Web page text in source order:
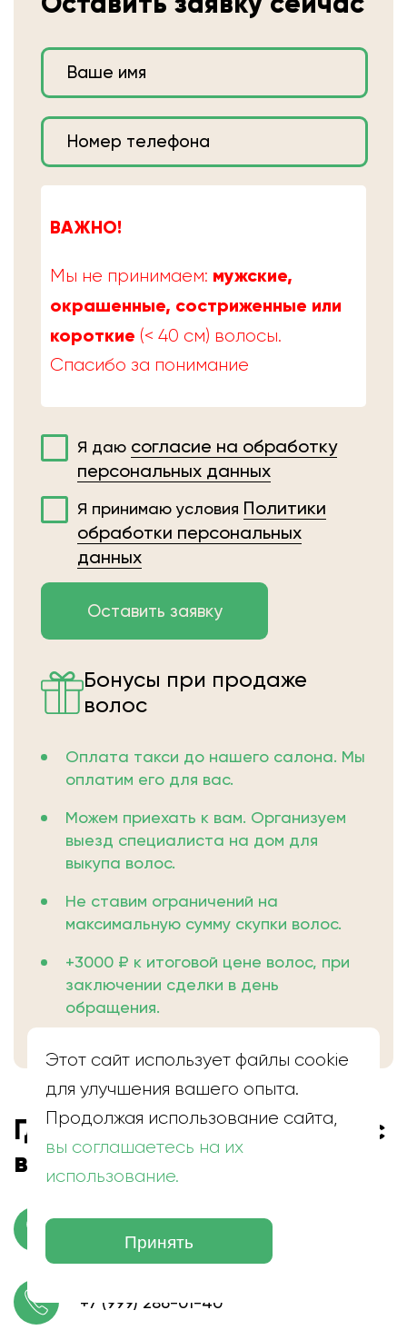
ВАЖНО!
Мы не принимаем: мужские,
окрашенные, состриженные или
короткие (< 40 см) волосы.
Спасибо за понимание
Я даю согласие на обработку
персональных данных
Я принимаю условия Политики
обработки персональных
данных
Бонусы при продаже
волос
Оплата такси до нашего салона. Мы
оплатим его для вас.
Можем приехать к вам. Организуем
выезд специалиста на дом для
выкупа волос.
Не ставим ограничений на
максимальную сумму скупки волос.
+3000 ₽ к итоговой цене волос, при
заключении сделки в день
обращения.
Где находится скупка волос
в Бердске
+7 (999) 286-01-40
Этот сайт использует файлы cookie
для улучшения вашего опыта.
Продолжая использование сайта,
вы соглашаетесь на их
использование.
Принять